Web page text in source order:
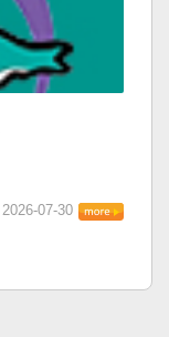
2026-07-30